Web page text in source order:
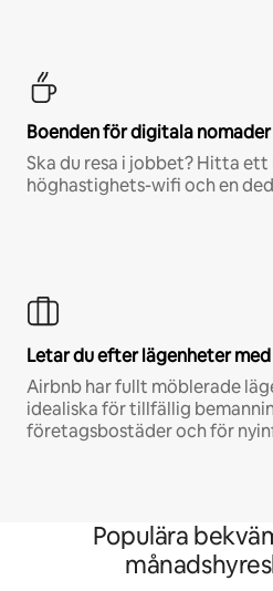
Boenden för digitala
Ska du resa i jobbet? Hitta
höghastighets-wifi och en
Letar du efter lägenheter med
Airbnb har fullt möblerade
idealiska för tillfällig
företagsbostäder och för
Populära